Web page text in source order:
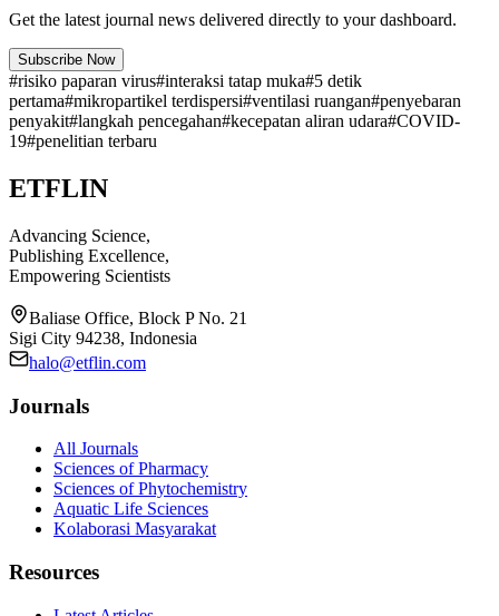
Get the latest journal news delivered directly to your dashboard.
Subscribe Now
#risiko paparan virus#interaksi tatap muka#5 detik
pertama#mikropartikel terdispersi#ventilasi ruangan#penyebaran
penyakit#langkah pencegahan#kecepatan aliran udara#COVID-
19#penelitian terbaru
ETFLIN
Advancing Science,
Publishing Excellence,
Empowering Scientists
Baliase Office, Block P No. 21
Sigi City 94238, Indonesia
halo@etflin.com
Journals
All Journals
Sciences of Pharmacy
Sciences of Phytochemistry
Aquatic Life Sciences
Kolaborasi Masyarakat
Resources